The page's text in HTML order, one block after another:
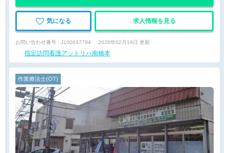
気になる 求人情報を見る
お問い合わせ番号 : J100637794 2026年02月19日 更新
指定訪問看護アットリハ南橋本
作業療法士(OT)